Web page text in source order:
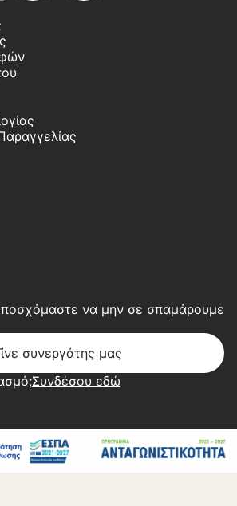
να μην σε σπαμάρουμε
συνεργάτης μας
Συνδέσου εδώ
© Center Home | Created by